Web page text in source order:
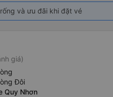
và ưu đãi khi đặt vé
giá)
Đôi
Quy Nhơn